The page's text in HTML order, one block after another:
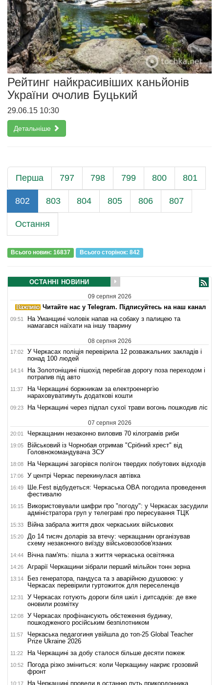
Рейтинг найкрасивіших каньйонів
України очолив Буцький
29.06.15 10:30
Детальніше
Перша 797 798 799 800 801
802 803 804 805 806 807
Остання
Всього новин: 16837 Всього сторiнок: 842
ОСТАННІ НОВИНИ
09 серпня 2026
Читайте нас у Telegram. Підписуйтесь на наш канал
09:51
На Уманщині чоловік напав на собаку з палицею та
намагався наїхати на іншу тварину
08 серпня 2026
17:02
У Черкасах поліція перевірила 12 розважальних закладів і
понад 100 людей
14:14
На Золотоніщині пішохід перебігав дорогу поза переходом і
потрапив під авто
11:37
На Черкащині боржникам за електроенергію
нараховуватимуть додаткові кошти
09:23 На Черкащині через підпал сухої трави вогонь пошкодив ліс
07 серпня 2026
20:01 Черкащанин незаконно виловив 70 кілограмів риби
19:05
Військовий із Чорнобая отримав "Срібний хрест" від
Головнокомандувача ЗСУ
18:08 На Черкащині загорівся полігон твердих побутових відходів
17:06 У центрі Черкас перекинулася автівка
16:49
Ше.Fest відбудеться: Черкаська ОВА погодила проведення
фестивалю
16:15
Використовували шифри про "погоду": у Черкасах засудили
адміністратора груп у телеграмі про пересування ТЦК
15:33 Війна забрала життя двох черкаських військових
15:20
До 14 тисяч доларів за втечу: черкащанин організував
схему незаконного виїзду військовозобов'язаних
14:44 Вічна пам'ять: пішла з життя черкаська освітянка
14:26 Аграрії Черкащини зібрали перший мільйон тонн зерна
13:14
Без генератора, пандуса та з аварійною душовою: у
Черкасах перевірили гуртожиток для переселенців
12:31
У Черкасах готують дороги біля шкіл і дитсадків: де вже
оновили розмітку
12:08
У Черкасах профінансують обстеження будинку,
пошкодженого російським безпілотником
11:57
Черкаська педагогиня увійшла до топ-25 Global Teacher
Prize Ukraine 2026
11:22 На Черкащині за добу сталося більше десяти пожеж
10:52
Погода різко зміниться: коли Черкащину накриє грозовий
фронт
10:17 На Черкащині провели в останню путь прикордонника